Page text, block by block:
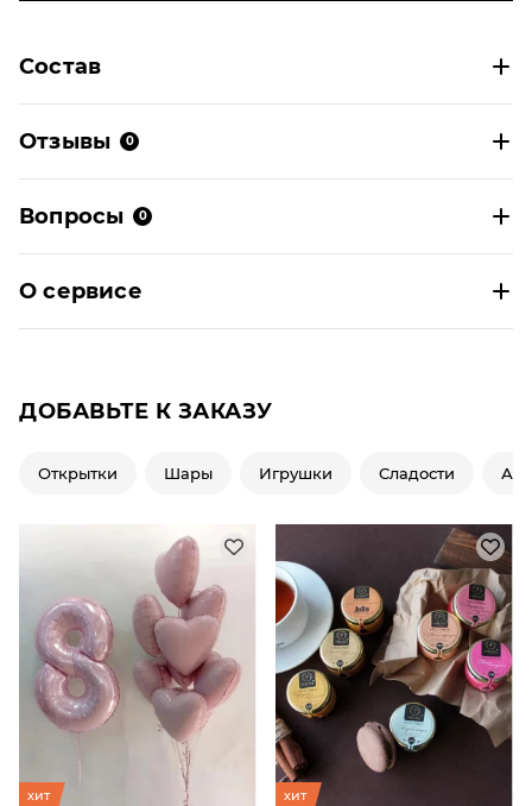
Состав
Отзывы 0
Вопросы 0
О сервисе
ДОБАВЬТЕ К ЗАКАЗУ
Открытки Шары Игрушки Сладости
хит хит